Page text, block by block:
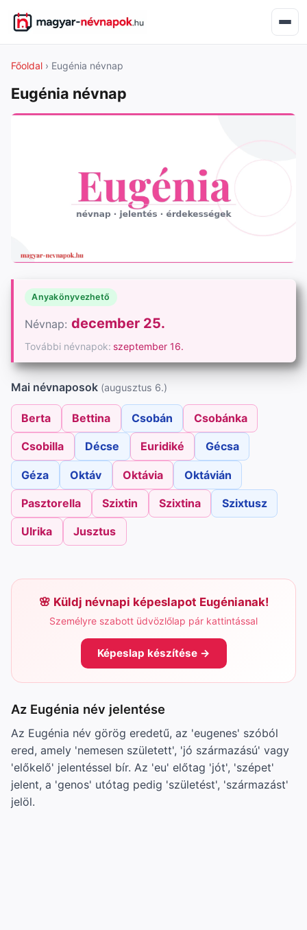
Főoldal › Eugénia névnap
Eugénia névnap
Anyakönyvezhető
Névnap: december 25.
További névnapok: szeptember 16.
Mai névnaposok (augusztus 6.)
Berta Bettina Csobán Csobánka
Csobilla Décse Euridiké Gécsa
Géza Oktáv Oktávia Oktávián
Pasztorella Szixtin Szixtina Szixtusz
Ulrika Jusztus
Küldj névnapi képeslapot Eugénianak!
Személyre szabott üdvözlőlap pár kattintással
Képeslap készítése →
Az Eugénia név jelentése
Az Eugénia név görög eredetű, az 'eugenes' szóból
ered, amely 'nemesen született', 'jó származású' vagy
'előkelő' jelentéssel bír. Az 'eu' előtag 'jót', 'szépet'
jelent, a 'genos' utótag pedig 'születést', 'származást'
jelöl.